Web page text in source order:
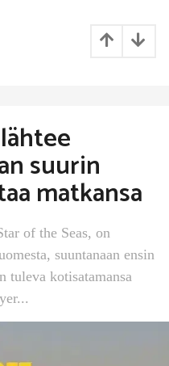
suurin
matkansa
of the Seas, on
suuntanaan ensin
tuleva kotisatamansa